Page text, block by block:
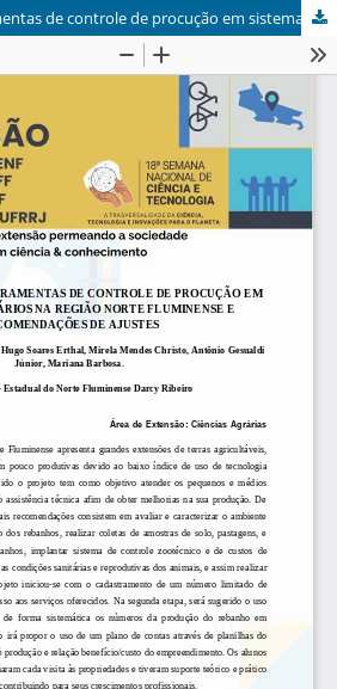
Introdução de ferramentas de controle de procução em sistemas pecuários na região Norte Fluminense e recomendações de ajustes